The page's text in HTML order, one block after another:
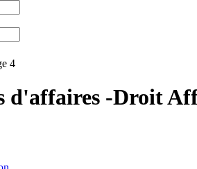
4
d'affaires -Droit